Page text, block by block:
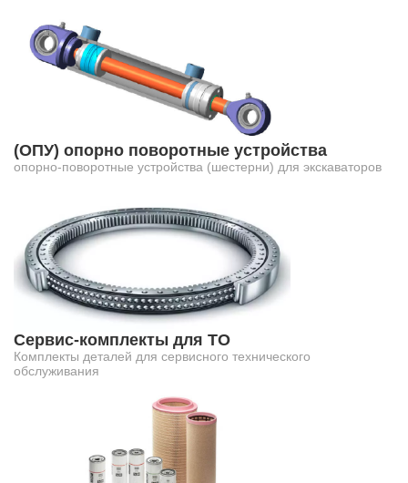
(ОПУ) опорно поворотные устройства
опорно-поворотные устройства (шестерни) для экскаваторов
Сервис-комплекты для ТО
Комплекты деталей для сервисного технического
обслуживания